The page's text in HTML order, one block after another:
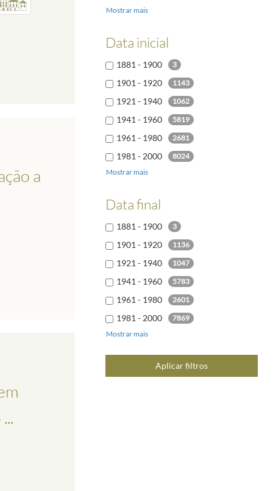
Italiano
Búlgaro 24
Russo 23
Mostrar mais
Data inicial
1881 - 1900 3
1901 - 1920 1143
1921 - 1940 1062
1941 - 1960 5819
1961 - 1980 2681
1981 - 2000 8024
2001 - 2020
Mostrar mais
Data final
1881 - 1900 3
1901 - 1920 1136
1921 - 1940 1047
1941 - 1960 5783
1961 - 1980 2601
1981 - 2000 7869
2001 - 2020
2021 - 2040 6
Mostrar mais
Aplicar filtros
a